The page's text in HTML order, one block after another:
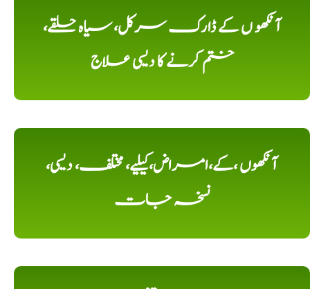
آنکھو ں کے ڈارک سرکل، سیاہ حلقے،
ختم کرنے کا دیسی علاج
آنکھوں ،کے،امراض،کیلیے، مختلف، دیسی،
نسخہ جات